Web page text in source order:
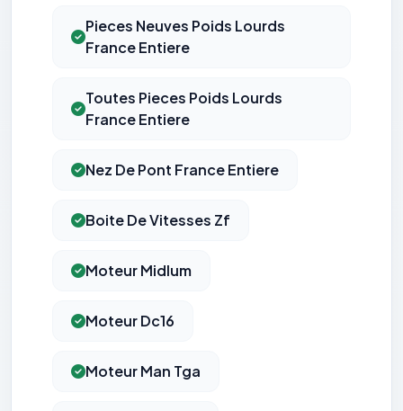
Pieces Neuves Poids Lourds
France Entiere
Toutes Pieces Poids Lourds
France Entiere
Nez De Pont France Entiere
Boite De Vitesses Zf
Moteur Midlum
Moteur Dc16
Moteur Man Tga